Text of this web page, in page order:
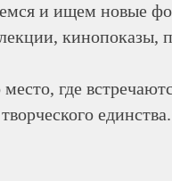
и ищем новые
кинопоказы,
где
единства.